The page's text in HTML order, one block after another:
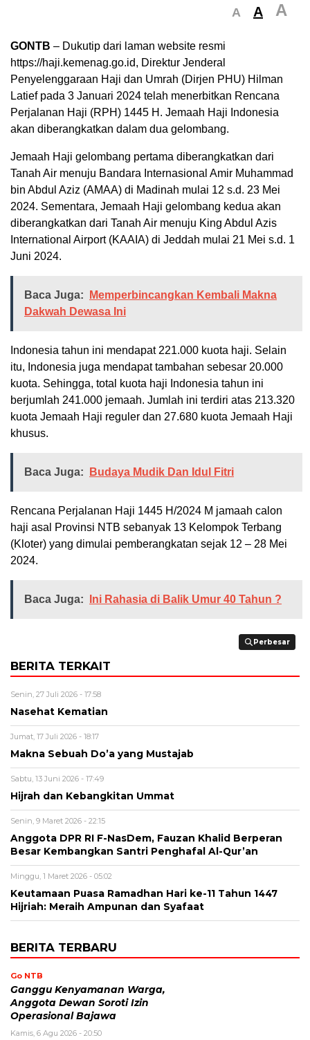
A A A
GONTB – Dukutip dari laman website resmi
https://haji.kemenag.go.id, Direktur Jenderal
Penyelenggaraan Haji dan Umrah (Dirjen PHU) Hilman
Latief pada 3 Januari 2024 telah menerbitkan Rencana
Perjalanan Haji (RPH) 1445 H. Jemaah Haji Indonesia
akan diberangkatkan dalam dua gelombang.
Jemaah Haji gelombang pertama diberangkatkan dari
Tanah Air menuju Bandara Internasional Amir Muhammad
bin Abdul Aziz (AMAA) di Madinah mulai 12 s.d. 23 Mei
2024. Sementara, Jemaah Haji gelombang kedua akan
diberangkatkan dari Tanah Air menuju King Abdul Azis
International Airport (KAAIA) di Jeddah mulai 21 Mei s.d. 1
Juni 2024.
Baca Juga:
Memperbincangkan Kembali Makna
Dakwah Dewasa Ini
Indonesia tahun ini mendapat 221.000 kuota haji. Selain
itu, Indonesia juga mendapat tambahan sebesar 20.000
kuota. Sehingga, total kuota haji Indonesia tahun ini
berjumlah 241.000 jemaah. Jumlah ini terdiri atas 213.320
kuota Jemaah Haji reguler dan 27.680 kuota Jemaah Haji
khusus.
Baca Juga: Budaya Mudik Dan Idul Fitri
Rencana Perjalanan Haji 1445 H/2024 M jamaah calon
haji asal Provinsi NTB sebanyak 13 Kelompok Terbang
(Kloter) yang dimulai pemberangkatan sejak 12 – 28 Mei
2024.
Baca Juga: Ini Rahasia di Balik Umur 40 Tahun ?
Perbesar
Perbesar
BERITA TERKAIT
Senin, 27 Juli 2026 - 17:58
Nasehat Kematian
Jumat, 17 Juli 2026 - 18:17
Makna Sebuah Do’a yang Mustajab
Sabtu, 13 Juni 2026 - 17:49
Hijrah dan Kebangkitan Ummat
Senin, 9 Maret 2026 - 22:15
Anggota DPR RI F-NasDem, Fauzan Khalid Berperan
Besar Kembangkan Santri Penghafal Al-Qur’an
Minggu, 1 Maret 2026 - 05:02
Keutamaan Puasa Ramadhan Hari ke-11 Tahun 1447
Hijriah: Meraih Ampunan dan Syafaat
BERITA TERBARU
Go NTB
Ganggu Kenyamanan Warga,
Anggota Dewan Soroti Izin
Operasional Bajawa
Kamis, 6 Agu 2026 - 20:50